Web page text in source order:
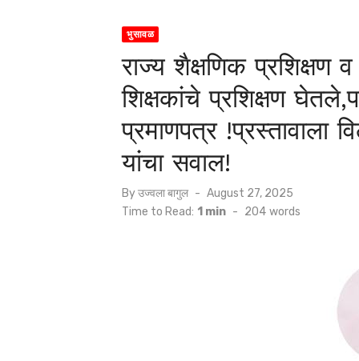
भुसावळ
राज्य शैक्षणिक प्रशिक्षण
शिक्षकांचे प्रशिक्षण
प्रमाणपत्र !प्रस्तावाला
यांचा सवाल!
Byउज्वला बागुल
Posted
on
August 27, 2025
Time to Read: 1 min - 204 words